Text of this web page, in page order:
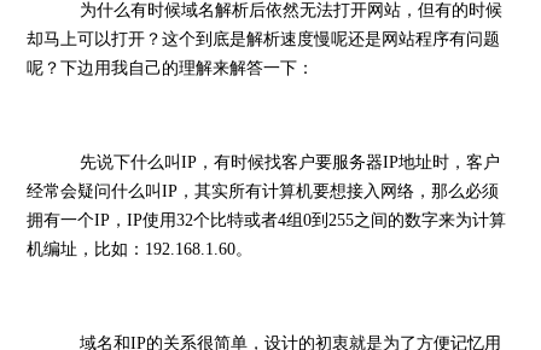
为什么有时候域名解析后依然无法打开网站，但有的时候
却马上可以打开？这个到底是解析速度慢呢还是网站程序有问题
呢？下边用我自己的理解来解答一下：
先说下什么叫IP，有时候找客户要服务器IP地址时，客户
经常会疑问什么叫IP，其实所有计算机要想接入网络，那么必须
拥有一个IP，IP使用32个比特或者4组0到255之间的数字来为计算
机编址，比如：192.168.1.60。
域名和IP的关系很简单，设计的初衷就是为了方便记忆用